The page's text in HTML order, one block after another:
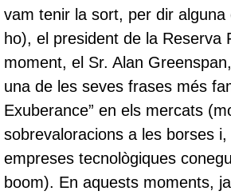
vam tenir la sort, per dir alguna
ho), el president de la Reserva
moment, el Sr. Alan
una de les seves frases més
Exuberance” en els mercats
sobrevaloracions a les borses
empreses tecnològiques
boom). En aquests moments,